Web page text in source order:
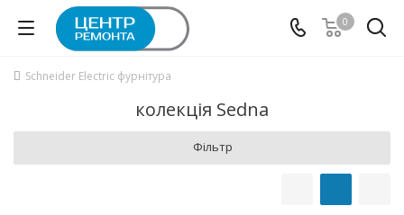
0
Schneider Electric фурнітура
колекція Sedna
Фільтр